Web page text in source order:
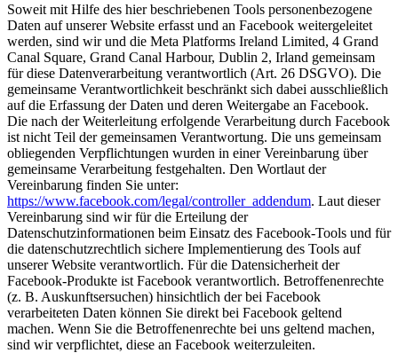
Soweit mit Hilfe des hier beschriebenen Tools personenbezogene
Daten auf unserer Website erfasst und an Facebook weitergeleitet
werden, sind wir und die Meta Platforms Ireland Limited, 4 Grand
Canal Square, Grand Canal Harbour, Dublin 2, Irland gemeinsam
für diese Datenverarbeitung verantwortlich (Art. 26 DSGVO). Die
gemeinsame Verantwortlichkeit beschränkt sich dabei ausschließlich
auf die Erfassung der Daten und deren Weitergabe an Facebook.
Die nach der Weiterleitung erfolgende Verarbeitung durch Facebook
ist nicht Teil der gemeinsamen Verantwortung. Die uns gemeinsam
obliegenden Verpflichtungen wurden in einer Vereinbarung über
gemeinsame Verarbeitung festgehalten. Den Wortlaut der
Vereinbarung finden Sie unter:
https://www.facebook.com/legal/controller_addendum. Laut dieser
Vereinbarung sind wir für die Erteilung der
Datenschutzinformationen beim Einsatz des Facebook-Tools und für
die datenschutzrechtlich sichere Implementierung des Tools auf
unserer Website verantwortlich. Für die Datensicherheit der
Facebook-Produkte ist Facebook verantwortlich. Betroffenenrechte
(z. B. Auskunftsersuchen) hinsichtlich der bei Facebook
verarbeiteten Daten können Sie direkt bei Facebook geltend
machen. Wenn Sie die Betroffenenrechte bei uns geltend machen,
sind wir verpflichtet, diese an Facebook weiterzuleiten.